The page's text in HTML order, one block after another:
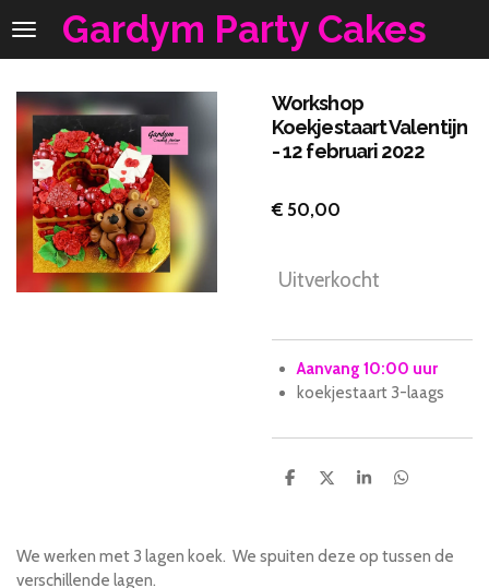
Ga
de
hoofdinhoud
Gardym Party Cakes
Workshop
Koekjestaart Valentijn
- 12 februari 2022
€ 50,00
Uitverkocht
Aanvang 10:00 uur
koekjestaart 3-laags
D
n
D
S
D
We werken met 3 lagen koek. We spuiten deze op tussen de
verschillende lagen.